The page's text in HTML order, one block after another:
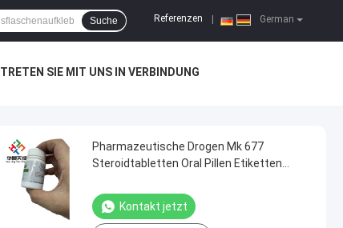
German
Referenzen
Suche
TRETEN SIE MIT UNS IN VERBINDUNG
Pharmazeutische Drogen Mk 677
Steroidtabletten Oral Pillen Etiketten
Kontakt jetzt